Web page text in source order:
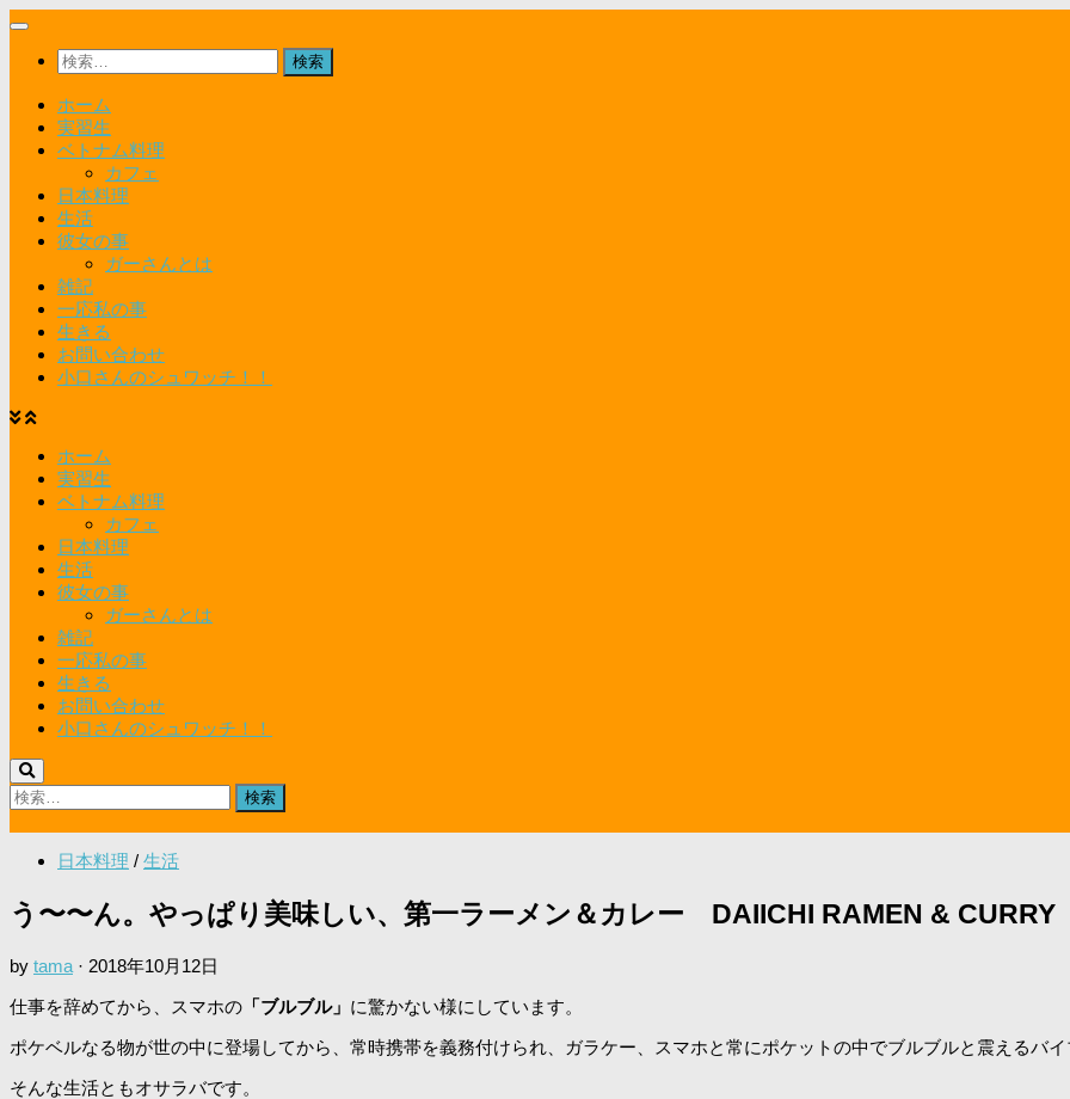
コ
検
索:
ホーム
実習生
ベトナム料理
カフェ
日本料理
生活
彼女の事
ガーさんとは
雑記
一応私の事
生きる
お問い合わせ
小口さんのシュワッチ！！
ホーム
実習生
ベトナム料理
カフェ
日本料理
生活
彼女の事
ガーさんとは
雑記
一応私の事
生きる
お問い合わせ
小口さんのシュワッチ！！
検
索:
日本料理 / 生活
う〜〜ん。やっぱり美味しい、第一ラーメン＆カレー DAIICHI RAMEN & CURRY
by tama · 2018年10月12日
仕事を辞めてから、スマホの 「ブルブル」 に驚かない様にしています。
ポケベルなる物が世の中に登場してから、常時携帯を義務付けられ、ガラケー、スマホと常にポケットの中でブルブルと震えるバ
そんな生活ともオサラバです。